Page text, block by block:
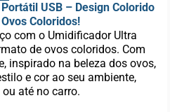
USB – Design Colorido
Coloridos!
com o Umidificador Ultra
de ovos coloridos. Com
inspirado na beleza dos ovos,
e cor ao seu ambiente,
até no carro.